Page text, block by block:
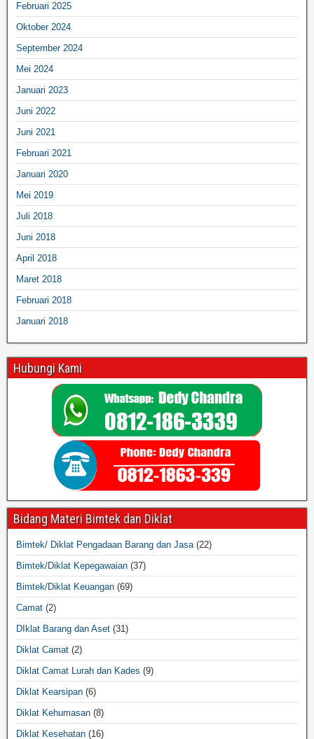
Februari 2025
Oktober 2024
September 2024
Mei 2024
Januari 2023
Juni 2022
Juni 2021
Februari 2021
Januari 2020
Mei 2019
Juli 2018
Juni 2018
April 2018
Maret 2018
Februari 2018
Januari 2018
Hubungi Kami
Bidang Materi Bimtek dan Diklat
Bimtek/ Diklat Pengadaan Barang dan Jasa(22)
Bimtek/Diklat Kepegawaian (37)
Bimtek/Diklat Keuangan (69)
Camat (2)
DIklat Barang dan Aset (31)
Diklat Camat (2)
Diklat Camat Lurah dan Kades (9)
Diklat Kearsipan (6)
Diklat Kehumasan (8)
Diklat Kesehatan (16)